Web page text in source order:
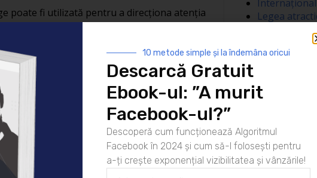
poate fi utilizată pentru a direcţiona atenţia
brand poate creşte printr-o grafică ilustrativă
elevi, studenţi, în interiorul companiilor,
prinşi în trafic pot afla informaţii şi indicaţii
de un produs (afişarea mesajelor de
Internațional
Legea
Limbaj
Metafore si
Negociere
Oameni si
Optimizare
Optimizare
Personal
10 metode simple și la îndemâna oricui
Descarcă Gratuit
Ebook-ul: ”A murit
Facebook-ul?”
Descoperă cum funcționează Algoritmul
Facebook în 2024 și cum să-l folosești pentru
a-ți crește exponențial vizibilitatea și vânzările!